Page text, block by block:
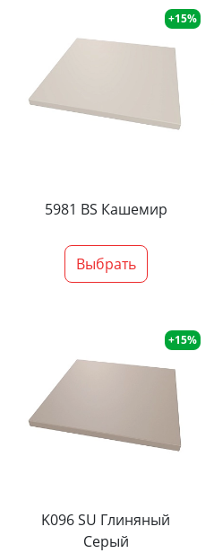
+15%
5981 BS Кашемир
Выбрать
+15%
K096 SU Глиняный
Серый